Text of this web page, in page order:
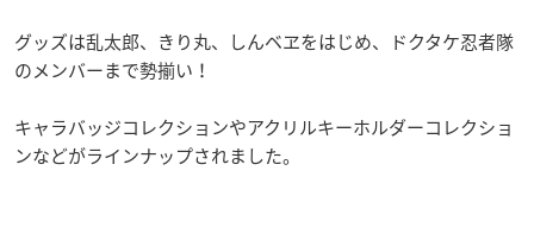
グッズは乱太郎、きり丸、しんベヱをはじめ、ドクタケ忍者隊
のメンバーまで勢揃い！
キャラバッジコレクションやアクリルキーホルダーコレクショ
ンなどがラインナップされました。